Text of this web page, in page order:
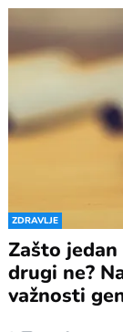
ZDRAVLJE
Zašto
drugi ne?
važnosti